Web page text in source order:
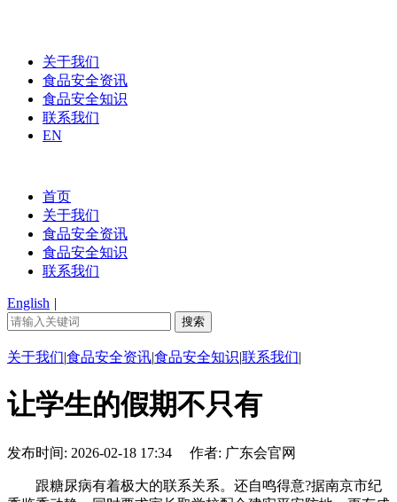
关于我们
食品安全资讯
食品安全知识
联系我们
EN
首页
关于我们
食品安全资讯
食品安全知识
联系我们
English |
关于我们|食品安全资讯|食品安全知识|联系我们|
让学生的假期不只有
发布时间: 2026-02-18 17:34 作者: 广东会官网
跟糖尿病有着极大的联系关系。还自鸣得意?据南京市纪